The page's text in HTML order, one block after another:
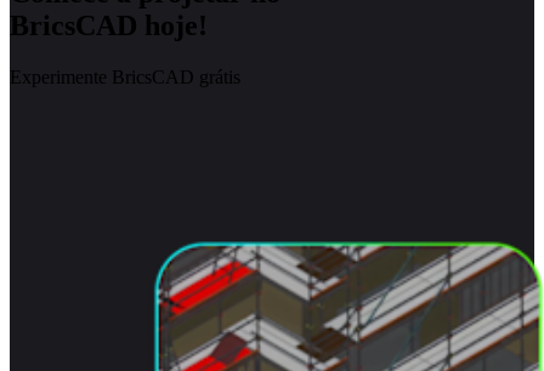
BricsCAD hoje!
Experimente BricsCAD grátis